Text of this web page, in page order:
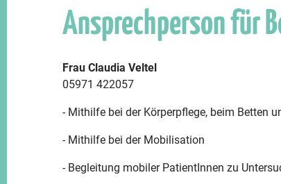
Ansprechperson für
Frau Claudia Veltel
05971 422057
- Mithilfe bei der Körperpflege, beim Betten
- Mithilfe bei der Mobilisation
- Begleitung mobiler PatientInnen zu